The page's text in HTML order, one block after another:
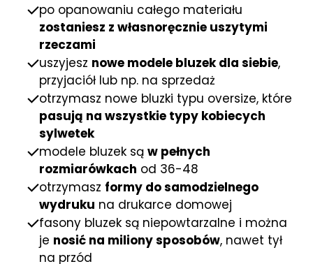
po opanowaniu całego materiału
zostaniesz z własnoręcznie uszytymi
rzeczami
uszyjesz nowe modele bluzek dla siebie,
przyjaciół lub np. na sprzedaż
otrzymasz nowe bluzki typu oversize, które
pasują na wszystkie typy kobiecych
sylwetek
modele bluzek są w pełnych
rozmiarówkach od 36-48
otrzymasz formy do samodzielnego
wydruku na drukarce domowej
fasony bluzek są niepowtarzalne i można
je nosić na miliony sposobów, nawet tył
na przód